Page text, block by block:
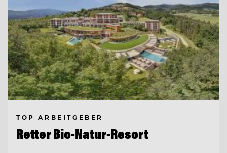
TOP ARBEITGEBER
Retter Bio-Natur-Resort